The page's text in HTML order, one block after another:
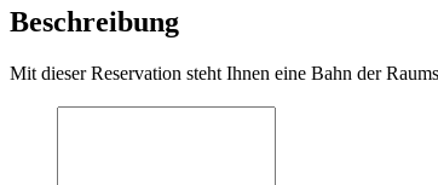
Beschreibung
Mit dieser Reservation steht Ihnen eine Bahn der